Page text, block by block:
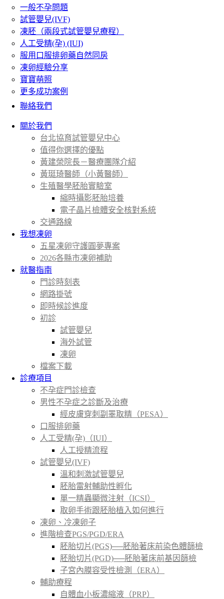
一般不孕問題
試管嬰兒(IVF)
凍胚（兩段式試管嬰兒療程）
人工受精(孕) (IUI)
服用口服排卵藥自然同房
凍卵經驗分享
寶寶萌照
更多成功案例
聯絡我們
關於我們
台北協育試管嬰兒中心
值得你選擇的優點
黃建榮院長－醫療團隊介紹
黃珽琦醫師（小黃醫師）
生殖醫學胚胎實驗室
縮時攝影胚胎培養
電子晶片檢體安全核對系統
交通路線
我想凍卵
五星凍卵守護圓夢專案
2026各縣市凍卵補助
就醫指南
門診時刻表
網路掛號
即時候診進度
初診
試管嬰兒
海外試管
凍卵
檔案下載
診療項目
不孕症門診檢查
男性不孕症之診斷及治療
經皮膚穿刺副睪取精（PESA）
口服排卵藥
人工受精(孕)（IUI）
人工授精流程
試管嬰兒(IVF)
溫和刺激試管嬰兒
胚胎雷射輔助性孵化
單一精蟲顯微注射（ICSI）
取卵手術跟胚胎植入如何進行
凍卵、冷凍卵子
進階檢查PGS/PGD/ERA
胚胎切片(PGS)──胚胎著床前染色體篩檢
胚胎切片(PGD)──胚胎著床前基因篩檢
子宮內膜容受性檢測（ERA）
輔助療程
自體血小板濃縮液（PRP）